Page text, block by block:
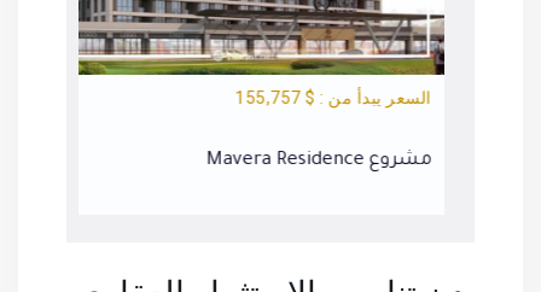
السعر يبدأ من : $ 155,757
مشروع Mavera Residence